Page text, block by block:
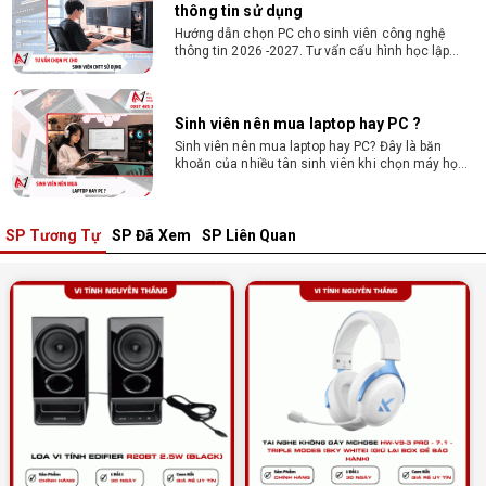
thông tin sử dụng
Hướng dẫn chọn PC cho sinh viên công nghệ
thông tin 2026 -2027. Tư vấn cấu hình học lập
Sinh viên nên mua laptop hay PC ?
Sinh viên nên mua laptop hay PC? Đây là băn
khoăn của nhiều tân sinh viên khi chọn máy học
Laptop Sinh Viên 15–20 Triệu 2026: Cấu
Hình Nào Đáng Tiền?
Tìm laptop sinh viên 15–20 triệu phù hợp ngành
học năm 2026? Khám phá cách chọn cấu hình,
RAM, SSD, màn hình và khả năng nâng cấp hợp lý.
Tổng hợp 7 laptop sinh viên dưới 15 triệu
Bạn tìm laptop cho sinh viên dưới 15 triệu mượt
mà, bền bỉ? Xem ngay gợi ý các thương hiệu
laptop bền, cấu hình mạnh cho sinh viên sử dụng
4 năm đại học.
SP Tương Tự SP Đã Xem SP Liên Quan